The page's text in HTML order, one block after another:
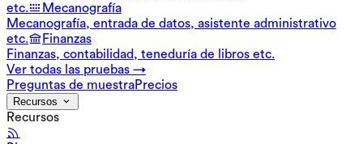
etc.
Mecanografía
Mecanografía, entrada de datos, asistente administrativo
etc.
Finanzas
Finanzas, contabilidad, teneduría de libros etc.
Ver todas las pruebas →
Preguntas de muestraPrecios
Recursos
Recursos